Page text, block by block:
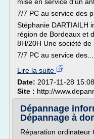
7/7 PC au service des
Stéphanie DARTIAILH
région de Bordeaux et
8H/20H Une société de
7/7 PC au service des...
Lire la suite
Date: 2017-11-28
Site : http://
Dépannage
Dépannage à
Réparation ordinateur